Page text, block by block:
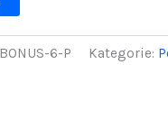
6-P Kategorie: